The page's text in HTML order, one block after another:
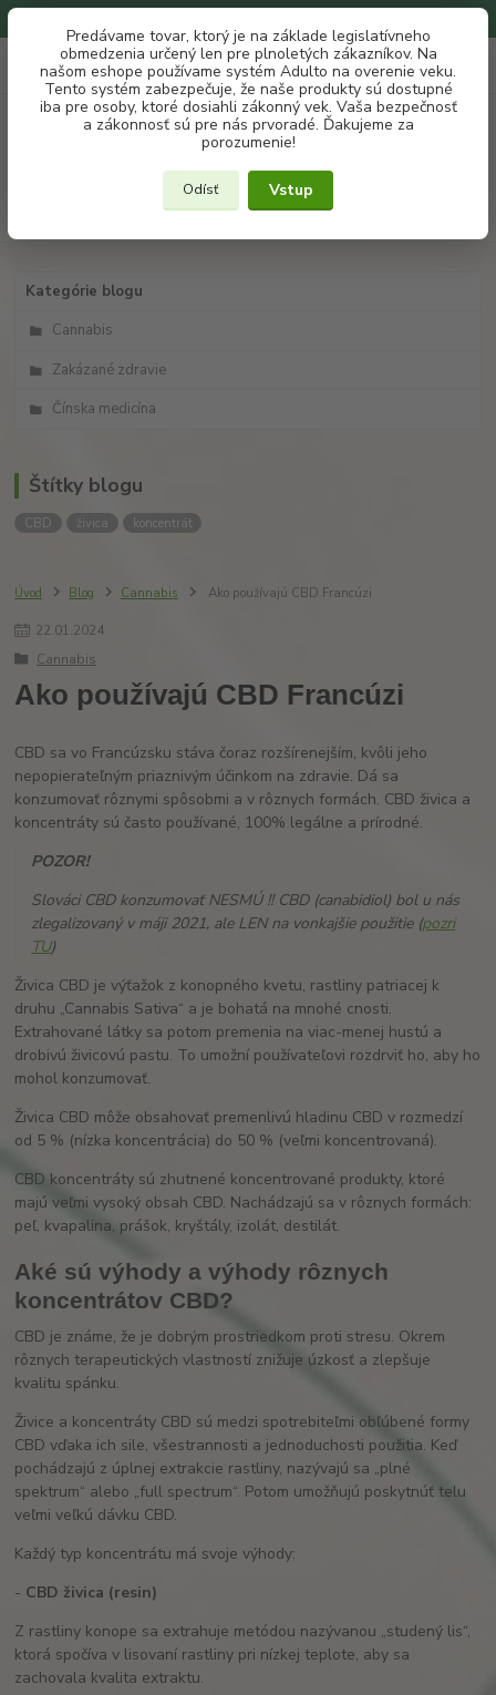
Predávame tovar, ktorý je na základe legislatívneho
obmedzenia určený len pre plnoletých zákazníkov. Na
našom eshope používame systém Adulto na overenie veku.
Tento systém zabezpečuje, že naše produkty sú dostupné
iba pre osoby, ktoré dosiahli zákonný vek. Vaša bezpečnosť
a zákonnosť sú pre nás prvoradé. Ďakujeme za
porozumenie!
Odísť Vstup
EUR
+421 907 302 607
(Po-Pia, 10 -18 hod.)
za€ 0
Kategórie blogu
Cannabis
Zakázané zdravie
Čínska medicína
Štítky blogu
CBD živica koncentrát
Úvod Blog Cannabis Ako používajú CBD Francúzi
22.01.2024
Cannabis
Ako používajú CBD Francúzi
CBD sa vo Francúzsku stáva čoraz rozšírenejším, kvôli jeho
nepopierateľným priaznivým účinkom na zdravie. Dá sa
konzumovať rôznymi spôsobmi a v rôznych formách. CBD živica a
koncentráty sú často používané, 100% legálne a prírodné.
POZOR!
Slováci CBD konzumovať NESMÚ !! CBD (canabidiol) bol u nás
zlegalizovaný v máji 2021, ale LEN na vonkajšie použitie (pozri
TU)
Živica CBD je výťažok z konopného kvetu, rastliny patriacej k
druhu „Cannabis Sativa“ a je bohatá na mnohé cnosti.
Extrahované látky sa potom premenia na viac-menej hustú a
drobivú živicovú pastu. To umožní používateľovi rozdrviť ho, aby ho
mohol konzumovať.
Živica CBD môže obsahovať premenlivú hladinu CBD v rozmedzí
od 5 % (nízka koncentrácia) do 50 % (veľmi koncentrovaná).
CBD koncentráty sú zhutnené koncentrované produkty, ktoré
majú veľmi vysoký obsah CBD. Nachádzajú sa v rôznych formách:
peľ, kvapalina, prášok, kryštály, izolát, destilát.
Aké sú výhody a výhody rôznych
koncentrátov CBD?
CBD je známe, že je dobrým prostriedkom proti stresu. Okrem
rôznych terapeutických vlastností znižuje úzkosť a zlepšuje
kvalitu spánku.
Živice a koncentráty CBD sú medzi spotrebiteľmi obľúbené formy
CBD vďaka ich sile, všestrannosti a jednoduchosti použitia. Keď
pochádzajú z úplnej extrakcie rastliny, nazývajú sa „plné
spektrum“ alebo „full spectrum“. Potom umožňujú poskytnúť telu
veľmi veľkú dávku CBD.
Každý typ koncentrátu má svoje výhody:
- CBD živica (resin)
Z rastliny konope sa extrahuje metódou nazývanou „studený lis“,
ktorá spočíva v lisovaní rastliny pri nízkej teplote, aby sa
zachovala kvalita extraktu.